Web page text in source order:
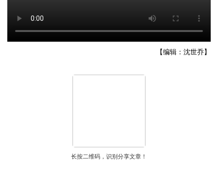
【编辑：沈世乔】
长按二维码，识别分享文章！